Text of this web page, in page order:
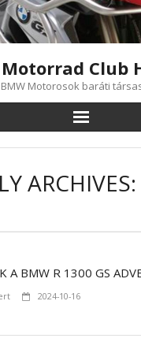
Motorrad Club
BMW Motorosok baráti
A BMW R 1300 GS
2024-10-16